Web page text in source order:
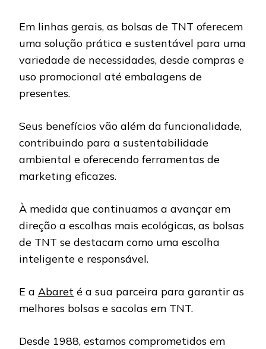
Em linhas gerais, as bolsas de TNT oferecem
uma solução prática e sustentável para uma
variedade de necessidades, desde compras e
uso promocional até embalagens de
presentes.
Seus benefícios vão além da funcionalidade,
contribuindo para a sustentabilidade
ambiental e oferecendo ferramentas de
marketing eficazes.
À medida que continuamos a avançar em
direção a escolhas mais ecológicas, as bolsas
de TNT se destacam como uma escolha
inteligente e responsável.
E a Abaret é a sua parceira para garantir as
melhores bolsas e sacolas em TNT.
Desde 1988, estamos comprometidos em